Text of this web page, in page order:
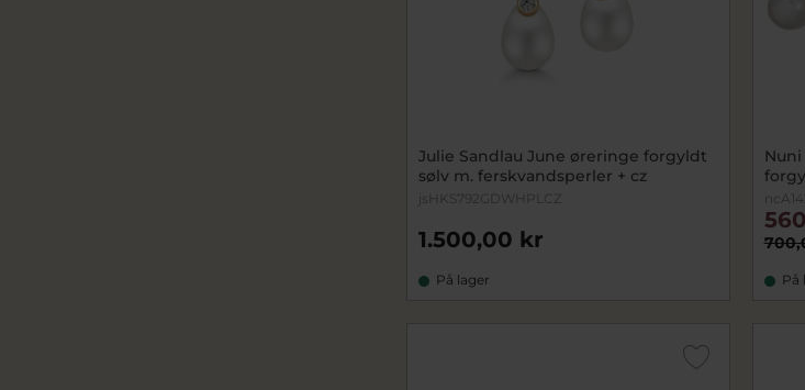
Julie Sandlau June øreringe forgyldt
sølv m. ferskvandsperler + cz
jsHKS792GDWHPLCZ
1.500,00 kr
På lager På